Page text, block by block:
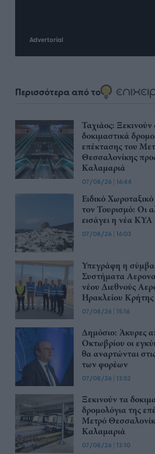
Advertorial
Περισσότερα από το
Ταχιάος:
δοκιμαστικά
επέκτασης του
Θεσσαλονίκης
Καλαμαριά
07/08/26 | 16:44
Ειδικό
τον Τουρισμό: Οι
εισάγει η νέα ΚΥΑ
07/08/26 | 16:03
Υπεγράφη η
Συστήματα
νέου Διεθνούς
Ηρακλείου
07/08/26 | 15:16
Δημόσιο: Άκυρες
Οκτωβρίου οι
θα αναρτώνται
των φορέων
07/08/26 | 13:52
Ξεκινούν τα
δρομολόγια της
Μετρό
Καλαμαριά
07/08/26 | 13:10